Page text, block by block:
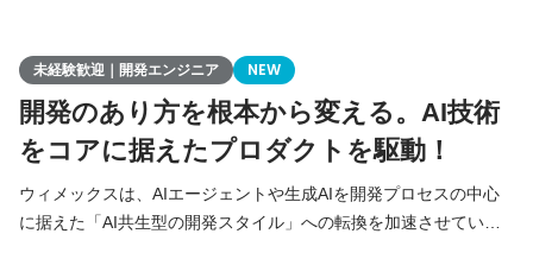
未経験歓迎｜開発エンジニア NEW
開発のあり方を根本から変える。AI技術
をコアに据えたプロダクトを駆動！
ウィメックスは、AIエージェントや生成AIを開発プロセスの中心
に据えた「AI共生型の開発スタイル」への転換を加速させていま